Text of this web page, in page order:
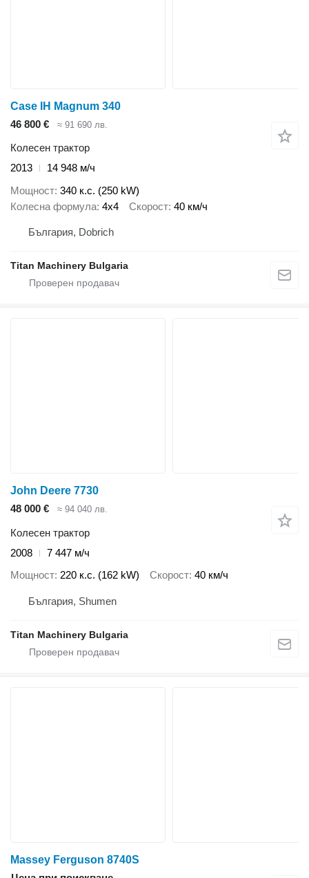
Case IH Magnum 340
46 800 €
≈ 91 690 лв.
Колесен трактор
2013
14 948 м/ч
Мощност 340 к.с. (250 kW)
Колесна формула 4x4 Скорост 40 км/ч
България, Dobrich
Titan Machinery Bulgaria
John Deere 7730
48 000 €
≈ 94 040 лв.
Колесен трактор
2008
7 447 м/ч
Мощност 220 к.с. (162 kW) Скорост 40 км/ч
България, Shumen
Titan Machinery Bulgaria
Massey Ferguson 8740S